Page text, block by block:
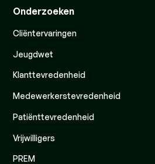
Onderzoeken
Cliëntervaringen
Jeugdwet
Klanttevredenheid
Medewerkerstevredenheid
Patiënttevredenheid
Vrijwilligers
PREM